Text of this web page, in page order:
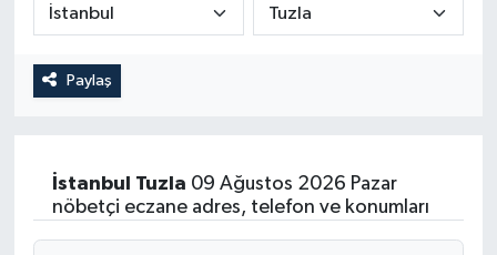
Paylaş
İstanbul Tuzla 09 Ağustos 2026 Pazar
nöbetçi eczane adres, telefon ve konumları
Yönetim Kurulu
Yüksek İstişare Kurulu